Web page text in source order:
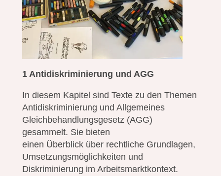
1 Antidiskriminierung und AGG
In diesem Kapitel sind Texte zu den Themen
Antidiskriminierung und Allgemeines
Gleichbehandlungsgesetz (AGG)
gesammelt. Sie bieten
einen Überblick über rechtliche Grundlagen,
Umsetzungsmöglichkeiten und
Diskriminierung im Arbeitsmarktkontext.